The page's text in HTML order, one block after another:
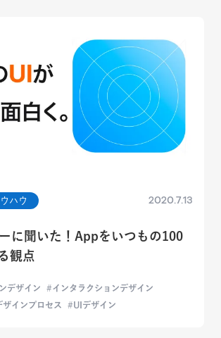
ハウ 2020.7.13
に聞いた！Appをいつもの100
観点
デザイン
インタラクションデザイン
インプロセス
UIデザイン